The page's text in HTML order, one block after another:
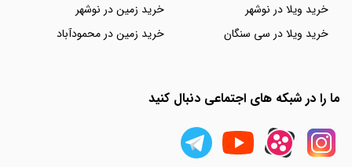
خرید ویلا در نوشهر
خرید ویلا در سی سنگان
خرید زمین در نوشهر
خرید زمین در محمودآباد
ما را در شبکه های اجتماعی دنبال کنید